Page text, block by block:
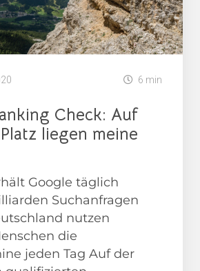
6 min
Check: Auf
liegen meine
Google täglich
Suchanfragen
nutzen
die
jeden Tag Auf der